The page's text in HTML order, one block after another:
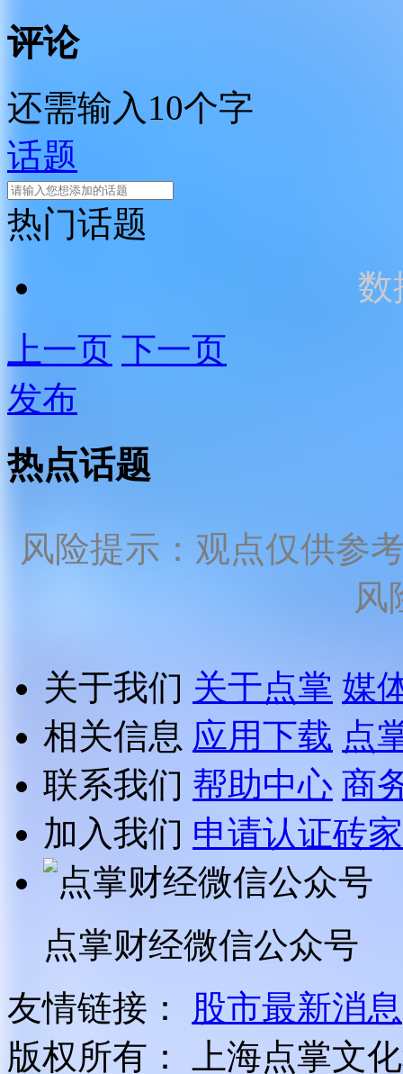
评论
还需输入10个字
话题
热门话题
数
上一页 下一页
发布
热点话题
风险提示：观点仅供参
风
关于我们 关于点掌 媒
相关信息 应用下载 点
联系我们 帮助中心 商
加入我们 申请认证砖家
点掌财经微信公众号
友情链接：
股市最新消息
版权所有：
上海点掌文